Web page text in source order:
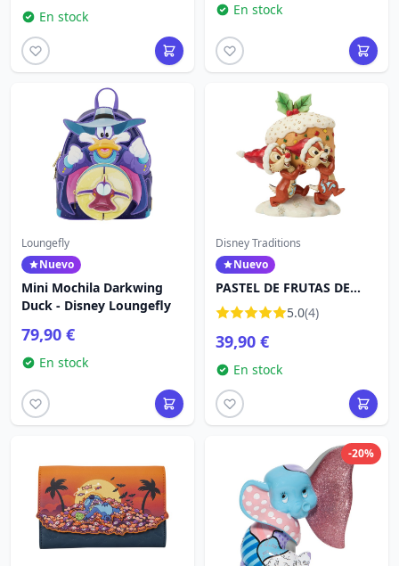
En stock En stock
Loungefly
Nuevo
Mini Mochila Darkwing
Duck - Disney Loungefly
79,90 €
En stock
Disney Traditions
Nuevo
PASTEL DE FRUTAS DE
CHIP Y DALE - DISNEY
TRADITIONS
5.0(4)
39,90 €
En stock
-20%